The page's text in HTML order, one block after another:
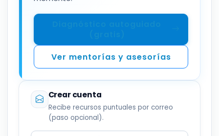
Ver mentorías y asesorías
Crear cuenta
Recibe recursos puntuales por correo
(paso opcional).